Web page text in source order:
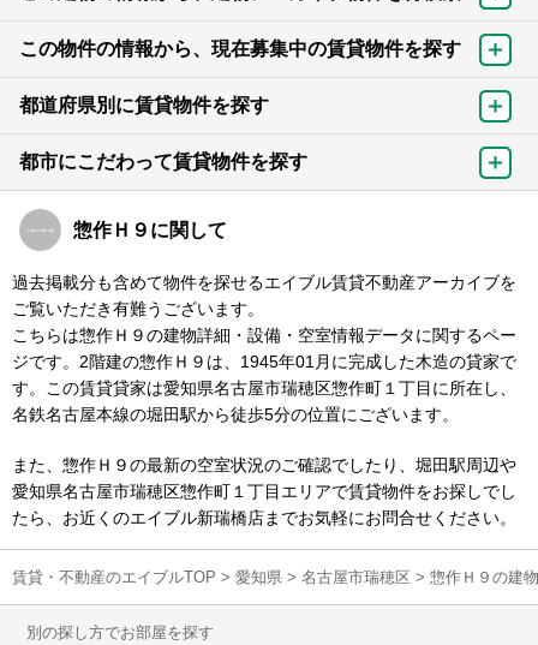
この物件の情報から、現在募集中の賃貸物件を探す
都道府県別に賃貸物件を探す
都市にこだわって賃貸物件を探す
惣作Ｈ９に関して
過去掲載分も含めて物件を探せるエイブル賃貸不動産アーカイブを
ご覧いただき有難うございます。
こちらは惣作Ｈ９の建物詳細・設備・空室情報データに関するペー
ジです。2階建の惣作Ｈ９は、1945年01月に完成した木造の貸家で
す。この賃貸貸家は愛知県名古屋市瑞穂区惣作町１丁目に所在し、
名鉄名古屋本線の堀田駅から徒歩5分の位置にございます。
また、惣作Ｈ９の最新の空室状況のご確認でしたり、堀田駅周辺や
愛知県名古屋市瑞穂区惣作町１丁目エリアで賃貸物件をお探しでし
たら、お近くのエイブル新瑞橋店までお気軽にお問合せください。
賃貸・不動産のエイブルTOP > 愛知県 > 名古屋市瑞穂区 > 惣作Ｈ９の建
別の探し方でお部屋を探す